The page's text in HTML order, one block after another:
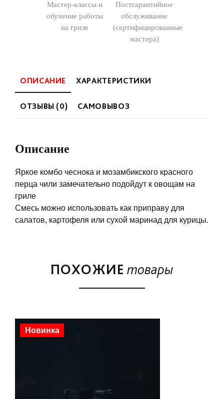
Мастер-классы и
обучение работы
на гриле
Постгарантийное
обслуживание
(сертифицированные
мастера)
ОПИСАНИЕ ХАРАКТЕРИСТИКИ
ОТЗЫВЫ (0) САМОВЫВОЗ
Описание
Яркое комбо чеснока и мозамбикского красного
перца чили замечательно подойдут к овощам на
гриле
Смесь можно использовать как приправу для
салатов, картофеля или сухой маринад для курицы.
ПОХОЖИЕ товары
Новинка